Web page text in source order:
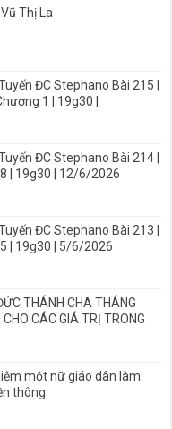
Thị La
ĐC Stephano Bài 215 |
1 | 19g30 |
ĐC Stephano Bài 214 |
| 19g30 | 12/6/2026
ĐC Stephano Bài 213 |
| 19g30 | 5/6/2026
THÁNH CHA THÁNG
CÁC GIÁ TRỊ TRONG
một nữ giáo dân làm
thông